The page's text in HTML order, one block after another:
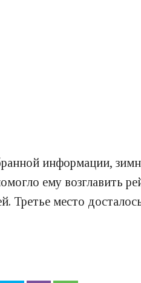
информации,
ему возглавить
Третье место